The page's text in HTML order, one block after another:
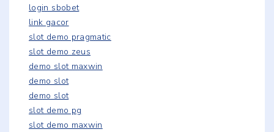
login sbobet
link gacor
slot demo pragmatic
slot demo zeus
demo slot maxwin
demo slot
demo slot
slot demo pg
slot demo maxwin